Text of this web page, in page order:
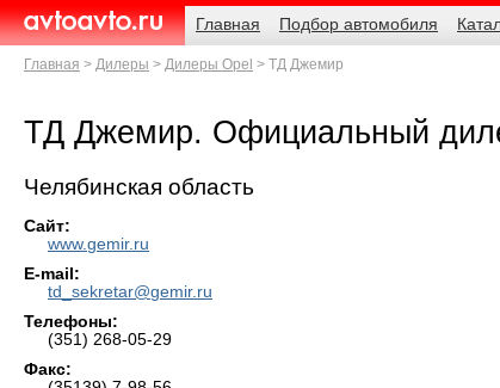
AvtoAvto.ru
Навигация
Главная
Подбор автомобиля
Родительские
страницы
Главная Дилеры Дилеры Opel ТД Джемир
ТД Джемир. Официальный
Челябинская область
Сайт:
www.gemir.ru
E-mail:
td_sekretar@gemir.ru
Телефоны:
(351) 268-05-29
Факс: